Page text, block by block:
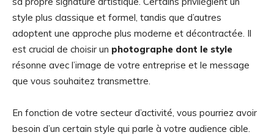
style plus classique et formel, tandis que d’autres
adoptent une approche plus moderne et décontractée. Il
est crucial de choisir un photographe dont le style
résonne avec l’image de votre entreprise et le message
que vous souhaitez transmettre.
En fonction de votre secteur d’activité, vous pourriez avoir
besoin d’un certain style qui parle à votre audience cible.